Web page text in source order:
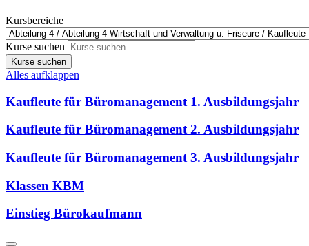
Kursbereiche
Kurse suchen
Kurse suchen
Alles aufklappen
Kaufleute für Büromanagement 1. Ausbildungsjahr
Kaufleute für Büromanagement 2. Ausbildungsjahr
Kaufleute für Büromanagement 3. Ausbildungsjahr
Klassen KBM
Einstieg Bürokaufmann